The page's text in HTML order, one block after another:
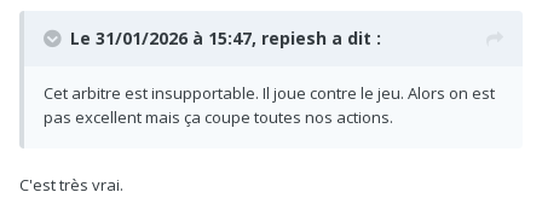
Le 31/01/2026 à 15:47, repiesh a dit :
Cet arbitre est insupportable. Il joue contre le jeu. Alors on est
pas excellent mais ça coupe toutes nos actions.
C'est très vrai.